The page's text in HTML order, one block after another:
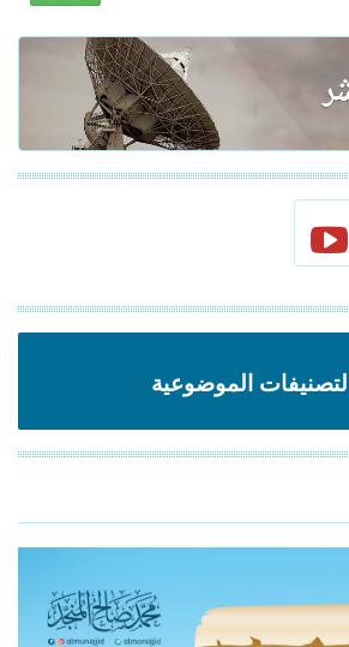
التصنيفات الموضوعية